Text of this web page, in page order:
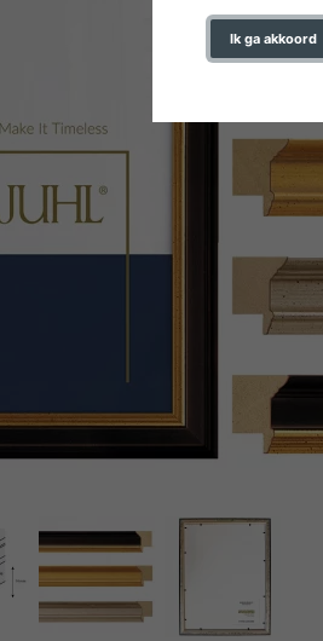
Ik ga akkoord